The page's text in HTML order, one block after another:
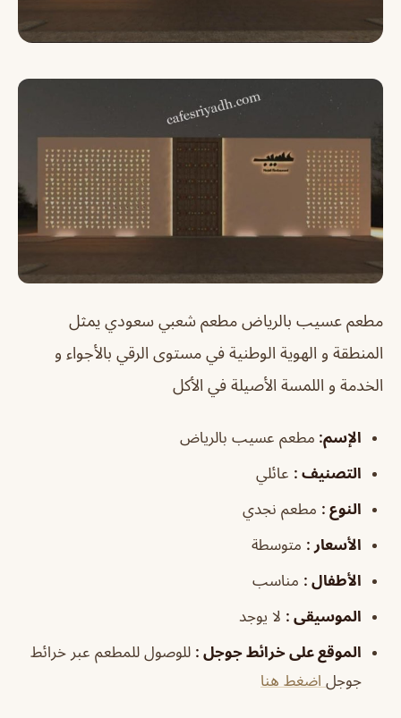
مطعم عسيب بالرياض مطعم شعبي سعودي يمثل
المنطقة و الهوية الوطنية في مستوى الرقي بالأجواء و
الخدمة و اللمسة الأصيلة في الأكل
الإسم: مطعم عسيب بالرياض
التصنيف : عائلي
النوع : مطعم نجدي
الأسعار : متوسطة
الأطفال : مناسب
الموسيقى : لا يوجد
الموقع على خرائط جوجل : للوصول للمطعم عبر خرائط
جوجل اضغط هنا